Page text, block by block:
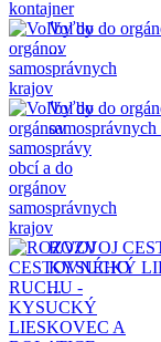
Voľby do
...
Voľby do
ROZVOJ
KYSUCKÝ
...